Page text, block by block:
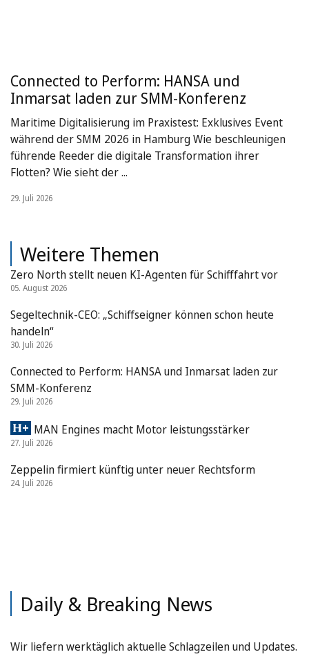
Connected to Perform: HANSA und
Inmarsat laden zur SMM-Konferenz
Maritime Digitalisierung im Praxistest: Exklusives Event
während der SMM 2026 in Hamburg Wie beschleunigen
führende Reeder die digitale Transformation ihrer
Flotten? Wie sieht der ...
29. Juli 2026
Weitere Themen
Zero North stellt neuen KI-Agenten für Schifffahrt vor
05. August 2026
Segeltechnik-CEO: „Schiffseigner können schon heute
handeln“
30. Juli 2026
Connected to Perform: HANSA und Inmarsat laden zur
SMM-Konferenz
29. Juli 2026
MAN Engines macht Motor leistungsstärker
27. Juli 2026
Zeppelin firmiert künftig unter neuer Rechtsform
24. Juli 2026
Daily & Breaking News
Wir liefern werktäglich aktuelle Schlagzeilen und Updates.